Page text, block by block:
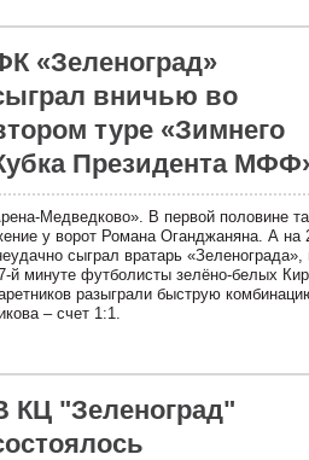
«Зеленоград»
вничью во
туре «Зимнего
Президента
Медведково». В первой половине
у ворот Романа Оганджаняна. А на
сыграл вратарь
й минуте футболисты зелёно-белых
разыграли быструю
– счет 1:1.
КЦ "Зеленоград"